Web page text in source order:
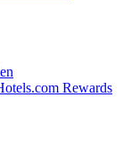
Rewards